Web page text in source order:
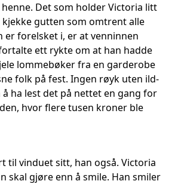
Det som holder Victoria litt
gutten som omtrent alle
er forelsket i, er at venninnen
ett rykte om at han hadde
lommebøker fra en garderobe
folk på fest. Ingen røyk uten ild-
ha lest det på nettet en gang for
hvor flere tusen kroner ble
til vinduet sitt, han også. Victoria
skal gjøre enn å smile. Han smiler